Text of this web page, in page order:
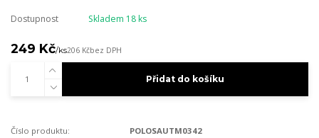
Dostupnost Skladem 18 ks
249 Kč/ks206 Kčbez DPH
Přidat do košíku
Číslo produktu: POLOSAUTM0342